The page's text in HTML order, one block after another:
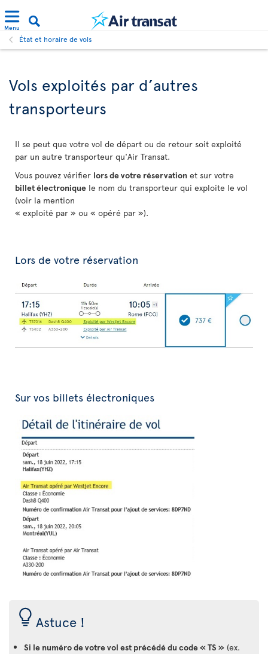
Menu
État et horaire de vols
Vols exploités par d’autres
transporteurs
Il se peut que votre vol de départ ou de retour soit exploité
par un autre transporteur qu'Air Transat.
Vous pouvez vérifier lors de votre réservation et sur votre
billet électronique le nom du transporteur qui exploite le vol
(voir la mention
« exploité par » ou « opéré par »).
Lors de votre réservation
Sur vos billets électroniques
Astuce !
Si le numéro de votre vol est précédé du code « TS » (ex.